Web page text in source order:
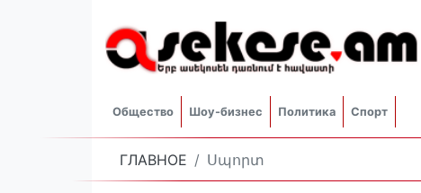
Общество Шоу-бизнес Политика Спорт
ГЛАВНОЕ Սպորտ